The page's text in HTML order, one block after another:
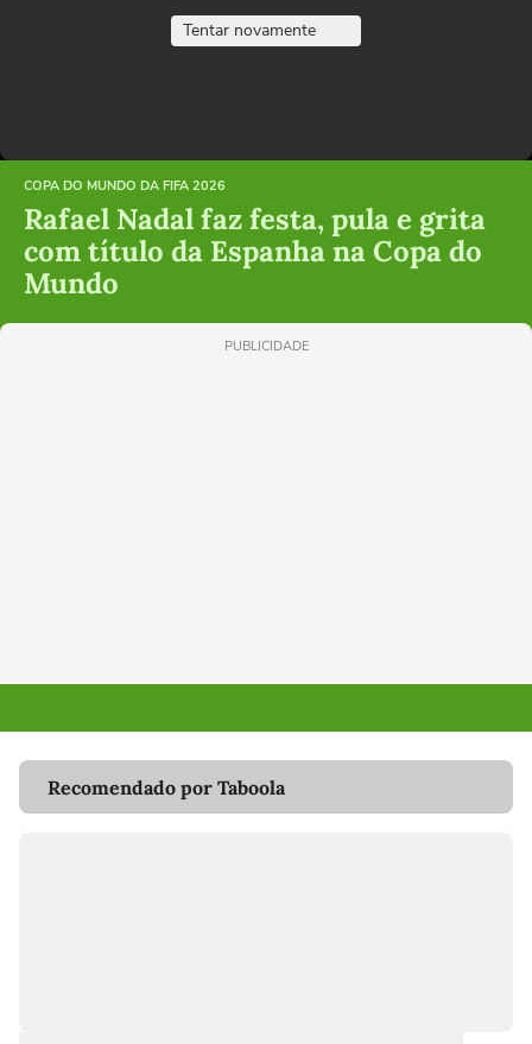
Tentar novamente
COPA DO MUNDO DA FIFA 2026
Rafael Nadal faz festa, pula e grita
com título da Espanha na Copa do
Mundo
PUBLICIDADE
Recomendado por Taboola